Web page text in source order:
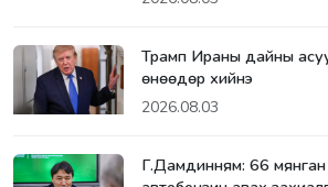
Трамп Ираны дайны
өнөөдөр хийнэ
2026.08.03
Г.Дамдинням: 66